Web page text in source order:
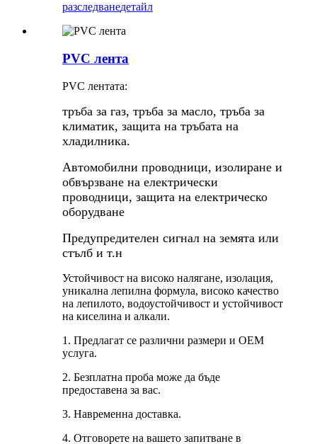
разследванедетайл
PVC лента
PVC лентата:
тръба за газ, тръба за масло, тръба за
климатик, защита на тръбата на
хладилника.
Автомобилни проводници, изолиране и
обвързване на електрически
проводници, защита на електрическо
оборудване
Предупредителен сигнал на земята или
стълб и т.н
Устойчивост на високо налягане, изолация,
уникална лепилна формула, високо качество
на лепилото, водоустойчивост и устойчивост
на киселина и алкали.
1. Предлагат се различни размери и OEM
услуга.
2. Безплатна проба може да бъде
предоставена за вас.
3. Навременна доставка.
4. Отговорете на вашето запитване в